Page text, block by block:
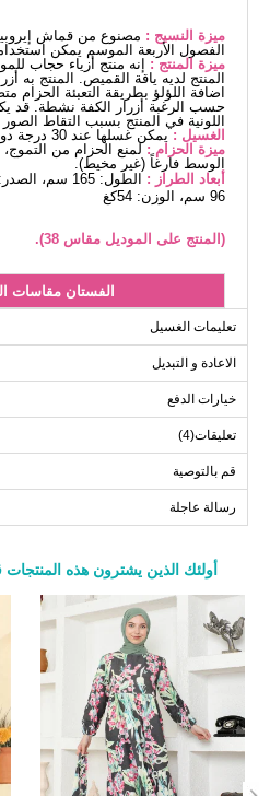
ميزة النسيج : مصنوع من قماش
الفصول الأربعة الموسم يمكن
ميزة المنتج : إنه منتج أزياء حجاب
المنتج لديه ياقة القميص. المنتج به
اضافة اللؤلؤ بطريقة التعبئة الحزام
حسب الرغبة أزرار الكفة نشطة. قد
اللونية في المنتج بسبب التقاط الصور
الغسيل : يمكن غسلها عند 30 درجة دون كتابة. (غسيل دقيق)
ميزة الحزام : لمنع الحزام من
الوسط فارغاً (غير مخيط).
أبعاد الطراز :
96 سم، الوزن: 54كغ
(المنتج على الموديل مقاس 38).
الفستان مقاسات
الحجم
40
96
48
112
50
116
تعليمات الغسيل
الاعادة و التبديل
خيارات الدفع
تعليقات(4)
قم بالتوصية
رسالة عاجلة
أولئك الذين يشترون هذه